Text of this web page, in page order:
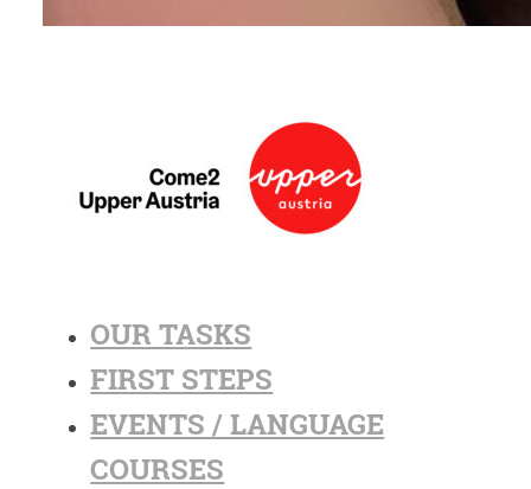
OUR TASKS
FIRST STEPS
EVENTS / LANGUAGE
COURSES